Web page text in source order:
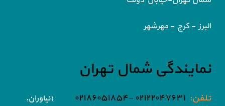
البرز - کرج - مهرشهر
نمایندگی شمال تهران
تلفن: ۰۲۱۲۲۰۴۷۶۳۱ -۰۲۱۸۶۰۵۱۸۵۴
(نیاوران,